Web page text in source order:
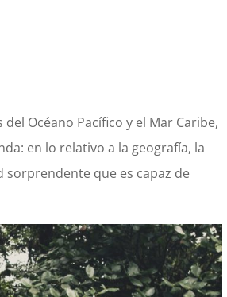
Océano Pacífico y el Mar Caribe,
en lo relativo a la geografía, la
sorprendente que es capaz de